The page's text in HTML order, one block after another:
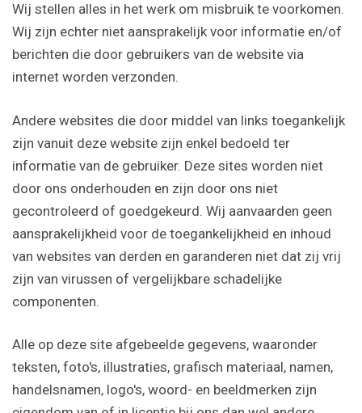
Wij stellen alles in het werk om misbruik te voorkomen.
Wij zijn echter niet aansprakelijk voor informatie en/of
berichten die door gebruikers van de website via
internet worden verzonden.
Andere websites die door middel van links toegankelijk
zijn vanuit deze website zijn enkel bedoeld ter
informatie van de gebruiker. Deze sites worden niet
door ons onderhouden en zijn door ons niet
gecontroleerd of goedgekeurd. Wij aanvaarden geen
aansprakelijkheid voor de toegankelijkheid en inhoud
van websites van derden en garanderen niet dat zij vrij
zijn van virussen of vergelijkbare schadelijke
componenten.
Alle op deze site afgebeelde gegevens, waaronder
teksten, foto's, illustraties, grafisch materiaal, namen,
handelsnamen, logo's, woord- en beeldmerken zijn